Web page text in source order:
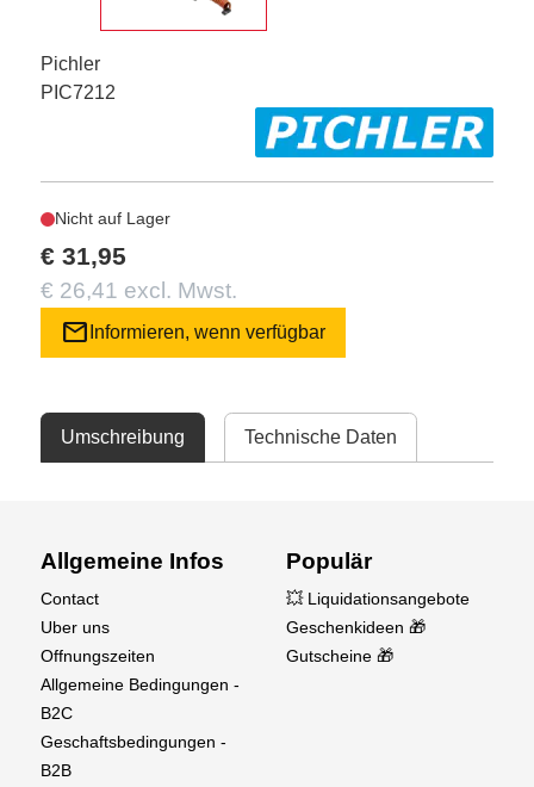
Pichler
PIC7212
Nicht auf Lager
€ 31,95
€ 26,41 excl. Mwst.
mail Informieren, wenn verfügbar
Umschreibung Technische Daten
Allgemeine Infos
Contact
Uber uns
Offnungszeiten
Allgemeine Bedingungen -
B2C
Geschaftsbedingungen -
B2B
Populär
💥 Liquidationsangebote
Geschenkideen 🎁
Gutscheine 🎁